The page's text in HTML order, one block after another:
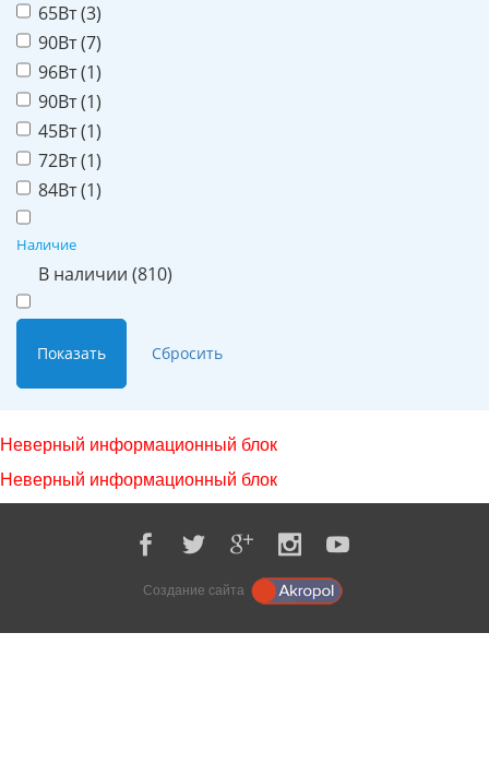
65Вт (3)
90Вт (7)
96Вт (1)
90Вт (1)
45Вт (1)
72Вт (1)
84Вт (1)
Наличие
В наличии (810)
Неверный информационный блок
Неверный информационный блок
Создание сайта